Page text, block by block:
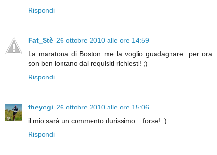
Rispondi
Fat_Stè 26 ottobre 2010 alle ore 14:59
La maratona di Boston me la voglio guadagnare...per ora
son ben lontano dai requisiti richiesti! ;)
Rispondi
theyogi 26 ottobre 2010 alle ore 15:06
il mio sarà un commento durissimo... forse! :)
Rispondi